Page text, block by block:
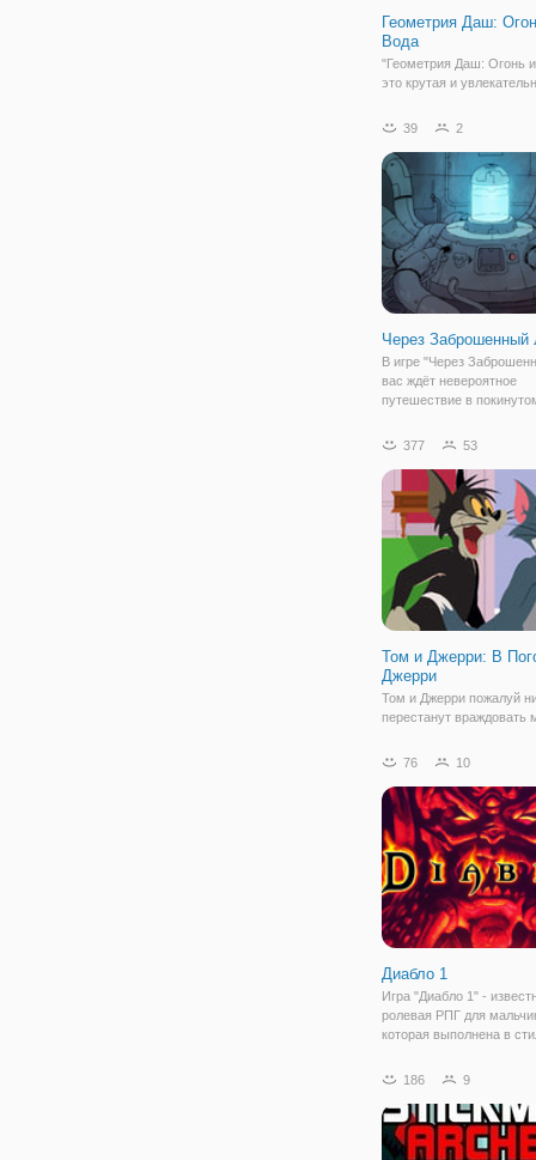
Геометрия Даш:
Вода
"Геометрия Даш: Огонь
это крутая и
вас равнодушными. В
свежая графика,
захватывающие
интересные
39 2
Через Заброшенный
В игре "Через
вас ждёт невероятное
путешествие в
одни воспоминания и
в лес — сакральное
забытых земель.
377 53
Том и Джерри: В
Джерри
Том и Джерри пожалуй
перестанут враждовать
Джерри: В Погоне за
продолжаются. Но в их
присоединится черный
имени Бутч. Они давно
76 10
Диабло 1
Игра "Диабло 1" -
ролевая РПГ для
которая выполнена в
в подземный мир,
Там, в глубинах пещер
предстоит встретится с
186 9